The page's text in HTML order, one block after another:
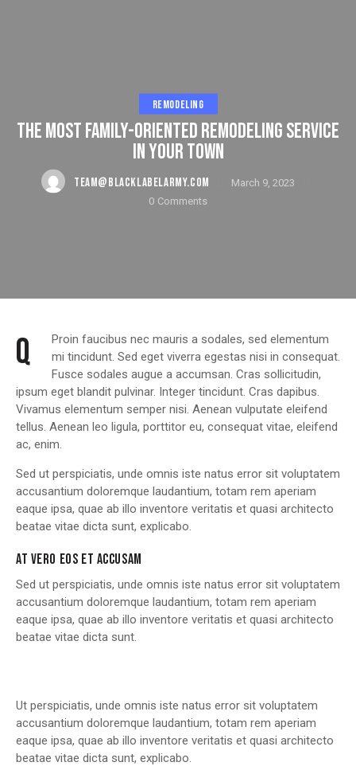
REMODELING
THE MOST FAMILY-ORIENTED REMODELING SERVICE
IN YOUR TOWN
TEAM@BLACKLABELARMY.COM
March 9, 2023
0 Comments
Q
Proin faucibus nec mauris a sodales, sed elementum
mi tincidunt. Sed eget viverra egestas nisi in consequat.
Fusce sodales augue a accumsan. Cras sollicitudin,
ipsum eget blandit pulvinar. Integer tincidunt. Cras dapibus.
Vivamus elementum semper nisi. Aenean vulputate eleifend
tellus. Aenean leo ligula, porttitor eu, consequat vitae, eleifend
ac, enim.
Sed ut perspiciatis, unde omnis iste natus error sit voluptatem
accusantium doloremque laudantium, totam rem aperiam
eaque ipsa, quae ab illo inventore veritatis et quasi architecto
beatae vitae dicta sunt, explicabo.
AT VERO EOS ET ACCUSAM
Sed ut perspiciatis, unde omnis iste natus error sit voluptatem
accusantium doloremque laudantium, totam rem aperiam
eaque ipsa, quae ab illo inventore veritatis et quasi architecto
beatae vitae dicta sunt.
Ut perspiciatis, unde omnis iste natus error sit voluptatem
accusantium doloremque laudantium, totam rem aperiam
eaque ipsa, quae ab illo inventore veritatis et quasi architecto
beatae vitae dicta sunt, explicabo.